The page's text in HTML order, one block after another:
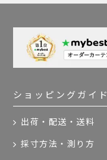
ショッピングガイド
出荷・配送・送料
採寸方法・測り方